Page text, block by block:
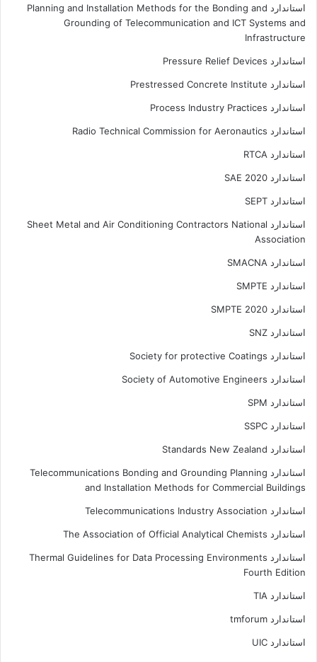
استاندارد Planning and Installation Methods for the Bonding and
Grounding of Telecommunication and ICT Systems and
Infrastructure
استاندارد Pressure Relief Devices
استاندارد Prestressed Concrete Institute
استاندارد Process Industry Practices
استاندارد Radio Technical Commission for Aeronautics
استاندارد RTCA
استاندارد SAE 2020
استاندارد SEPT
استاندارد Sheet Metal and Air Conditioning Contractors National
Association
استاندارد SMACNA
استاندارد SMPTE
استاندارد SMPTE 2020
استاندارد SNZ
استاندارد Society for protective Coatings
استاندارد Society of Automotive Engineers
استاندارد SPM
استاندارد SSPC
استاندارد Standards New Zealand
استاندارد Telecommunications Bonding and Grounding Planning
and Installation Methods for Commercial Buildings
استاندارد Telecommunications Industry Association
استاندارد The Association of Official Analytical Chemists
استاندارد Thermal Guidelines for Data Processing Environments
Fourth Edition
استاندارد TIA
استاندارد tmforum
استاندارد UIC